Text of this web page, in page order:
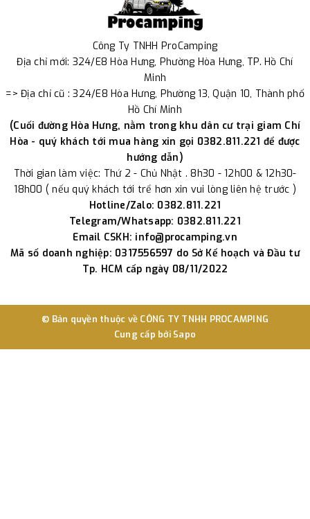
Công Ty TNHH ProCamping
Địa chỉ mới: 324/E8 Hòa Hưng, Phường Hòa Hưng, TP. Hồ Chí
Minh
=> Địa chỉ cũ : 324/E8 Hòa Hưng, Phường 13, Quận 10, Thành phố
Hồ Chí Minh
(Cuối đường Hòa Hưng, nằm trong khu dân cư trại giam Chí
Hòa - quý khách tới mua hàng xin gọi 0382.811.221 để được
hướng dẫn)
Thời gian làm việc: Thứ 2 - Chủ Nhật . 8h30 - 12h00 & 12h30-
18h00 ( nếu quý khách tới trể hơn xin vui lòng liên hệ trước )
Hotline/Zalo: 0382.811.221
Telegram/Whatsapp: 0382.811.221
Email CSKH: info@procamping.vn
Mã số doanh nghiệp: 0317556597 do Sở Kế hoạch và Đầu tư
Tp. HCM cấp ngày 08/11/2022
© Bản quyền thuộc về CÔNG TY TNHH PROCAMPING
Cung cấp bởi Sapo